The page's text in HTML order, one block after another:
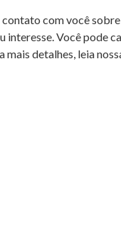
com você
interesse. Você pode
mais detalhes, leia